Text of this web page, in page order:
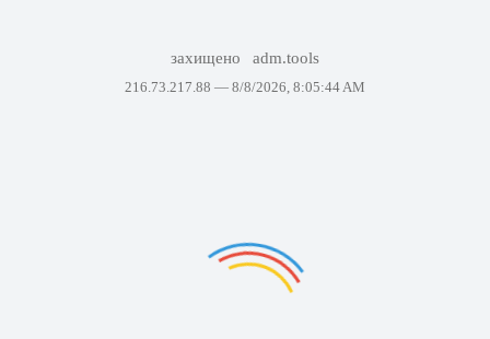
захищено adm.tools
216.73.217.88 — 8/8/2026, 8:05:44 AM